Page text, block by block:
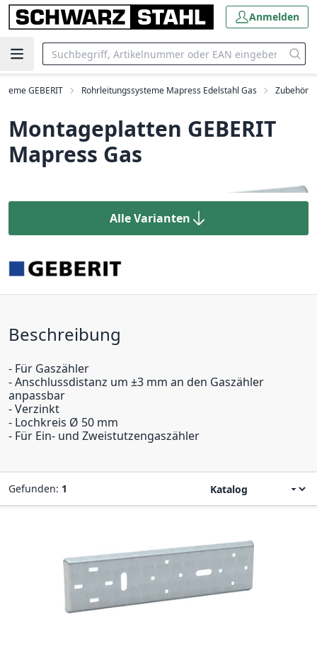
Anmelden
GEBERIT Rohrleitungssysteme Mapress Edelstahl Gas Zubehör
Montageplatten GEBERIT
Mapress Gas
Alle Varianten
Beschreibung
- Für Gaszähler
- Anschlussdistanz um ±3 mm an den Gaszähler
anpassbar
- Verzinkt
- Lochkreis Ø 50 mm
- Für Ein- und Zweistutzengaszähler
Gefunden: 1